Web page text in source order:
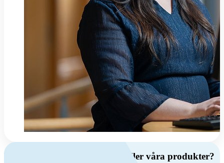
Har du frågor om ventilation eller våra produkter?